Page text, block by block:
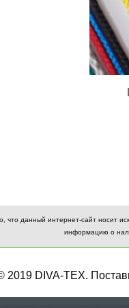
данный интернет-сайт носит
информацию о
2019 DIVA-TEX.